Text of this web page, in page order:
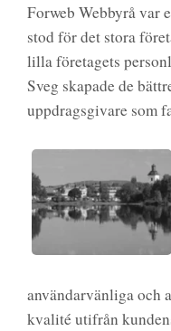
Forweb Webbyrå var
stod för det stora
lilla företagets
Sveg skapade de
uppdragsgivare som
användarvänliga och
kvalité utifrån